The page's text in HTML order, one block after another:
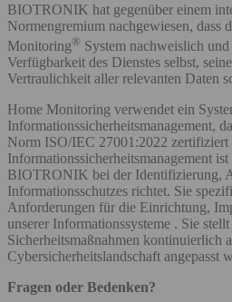
BIOTRONIK hat gegenüber einem
Normengremium nachgewiesen,
Monitoring® System nachweislich
Verfügbarkeit des Dienstes selbst,
Vertraulichkeit aller relevanten Daten
Home Monitoring verwendet ein
Informationssicherheitsmanagement,
Norm ISO/IEC 27001:2022 zertifiziert
Informationssicherheitsmanagement
BIOTRONIK bei der Identifizierung,
Informationsschutzes richtet. Sie
Anforderungen für die Einrichtung,
unserer Informationssysteme . Sie stellt
Sicherheitsmaßnahmen kontinuierlich
Cybersicherheitslandschaft angepasst
Fragen oder Bedenken?